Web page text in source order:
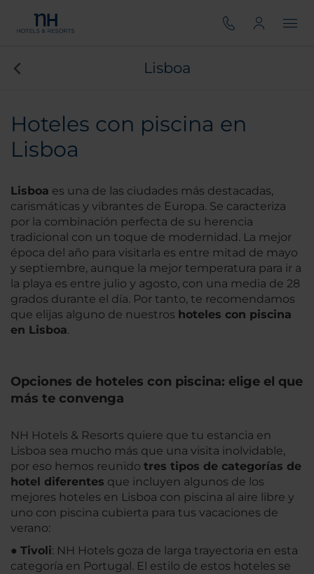
Lisboa
Hoteles con piscina en
Lisboa
Lisboa es una de las ciudades más destacadas,
carismáticas y vibrantes de Europa. Se caracteriza
por la combinación perfecta de su herencia
tradicional con un toque de modernidad. La mejor
época del año para visitarla es entre mitad de mayo
y septiembre, aunque la mejor temperatura para ir a
la playa es entre julio y agosto, con una media de 28
grados durante el día. Por tanto, te recomendamos
que elijas alguno de nuestros hoteles con piscina
en Lisboa.
Opciones de hoteles con piscina: elige el que
más te convenga
NH Hotels & Resorts quiere que tu estancia en
Lisboa sea mucho más que una visita inolvidable,
por eso hemos reunido tres tipos de categorías de
hotel diferentes que incluyen algunos de los
mejores hoteles en Lisboa con piscina al aire libre y
uno con piscina cubierta para tus vacaciones de
verano:
● Tivoli: NH Hotels goza de larga trayectoria en esta
categoría en Portugal. El estilo de estos hoteles se